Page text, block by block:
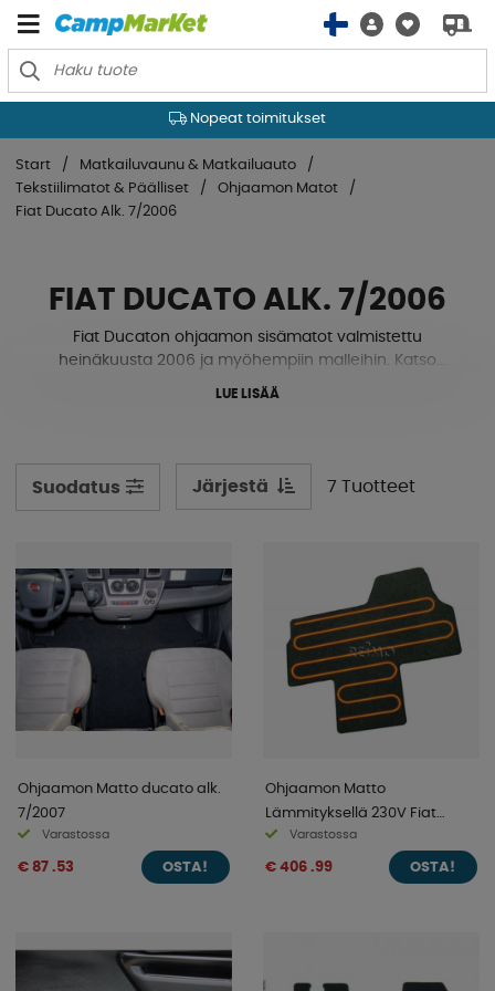
Nopeat toimitukset
Start
Matkailuvaunu & Matkailuauto
Tekstiilimatot & Päälliset
Ohjaamon Matot
Fiat Ducato Alk. 7/2006
FIAT DUCATO ALK. 7/2006
Fiat Ducaton ohjaamon sisämatot valmistettu
heinäkuusta 2006 ja myöhempiin malleihin. Katso
mallimme alta!
LUE LISÄÄ
Suodatus Järjestä 7 Tuotteet
Ohjaamon Matto ducato alk.
7/2007
Varastossa
€ 87 .53 OSTA!
Ohjaamon Matto
Lämmityksellä 230V Fiat
Ducato/Boxer/Jumper
7/2006-
Varastossa
€ 406 .99 OSTA!